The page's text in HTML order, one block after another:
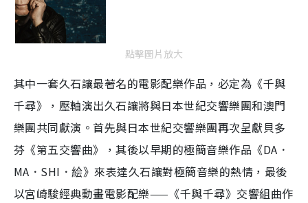
點擊圖片放大
其中一套久石讓最著名的電影配樂作品，必定為《千與
千尋》，壓軸演出久石讓將與日本世紀交響樂團和澳門
樂團共同獻演。首先與日本世紀交響樂團再次呈獻貝多
芬《第五交響曲》，其後以早期的極簡音樂作品《DA．
MA．SHI．絵》來表達久石讓對極簡音樂的熱情，最後
以宮崎駿經典動畫電影配樂——《千與千尋》交響組曲作